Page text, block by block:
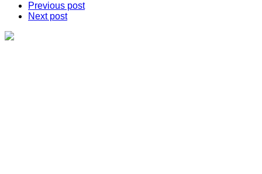
Previous post
Next post